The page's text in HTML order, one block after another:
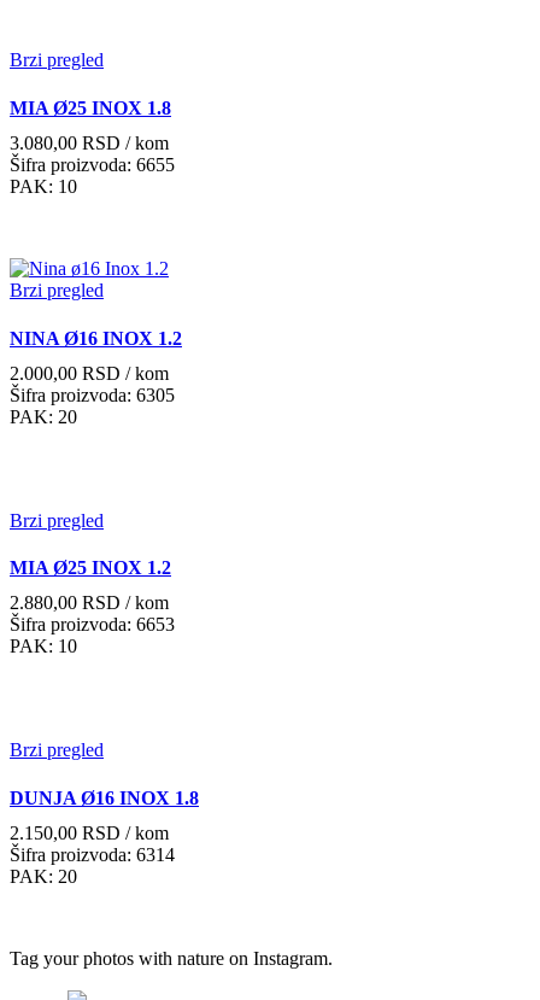
Brzi pregled
MIA Ø25 INOX 1.8
3.080,00 RSD / kom
Šifra proizvoda: 6655
PAK: 10
Brzi pregled
NINA Ø16 INOX 1.2
2.000,00 RSD / kom
Šifra proizvoda: 6305
PAK: 20
Brzi pregled
MIA Ø25 INOX 1.2
2.880,00 RSD / kom
Šifra proizvoda: 6653
PAK: 10
Brzi pregled
DUNJA Ø16 INOX 1.8
2.150,00 RSD / kom
Šifra proizvoda: 6314
PAK: 20
Tag your photos with nature on Instagram.